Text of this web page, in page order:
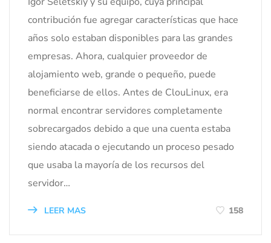
contribución fue agregar características que hace
años solo estaban disponibles para las grandes
empresas. Ahora, cualquier proveedor de
alojamiento web, grande o pequeño, puede
beneficiarse de ellos. Antes de ClouLinux, era
normal encontrar servidores completamente
sobrecargados debido a que una cuenta estaba
siendo atacada o ejecutando un proceso pesado
que usaba la mayoría de los recursos del
servidor…
LEER MAS 158